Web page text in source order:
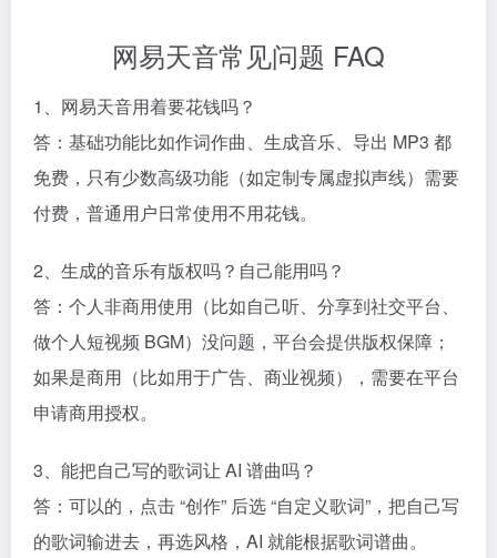
网易天音常见问题 FAQ​
1、网易天音用着要花钱吗？​
答：基础功能比如作词作曲、生成音乐、导出 MP3 都
免费，只有少数高级功能（如定制专属虚拟声线）需要
付费，普通用户日常使用不用花钱。​
2、生成的音乐有版权吗？自己能用吗？​
答：个人非商用使用（比如自己听、分享到社交平台、
做个人短视频 BGM）没问题，平台会提供版权保障；
如果是商用（比如用于广告、商业视频），需要在平台
申请商用授权。​
3、能把自己写的歌词让 AI 谱曲吗？​
答：可以的，点击 “创作” 后选 “自定义歌词”，把自己写
的歌词输进去，再选风格，AI 就能根据歌词谱曲。​